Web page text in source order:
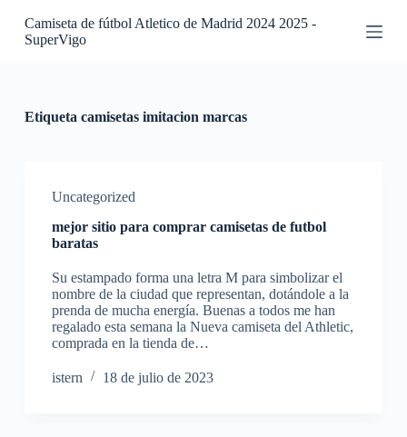
SCamiseta de fútbol Atletico de Madrid 2024 2025 -
SuperVigo
Etiqueta camisetas imitacion marcas
Uncategorized
mejor sitio para comprar camisetas de futbol
baratas
Su estampado forma una letra M para simbolizar el
nombre de la ciudad que representan, dotándole a la
prenda de mucha energía. Buenas a todos me han
regalado esta semana la Nueva camiseta del Athletic,
comprada en la tienda de…
istern 18 de julio de 2023